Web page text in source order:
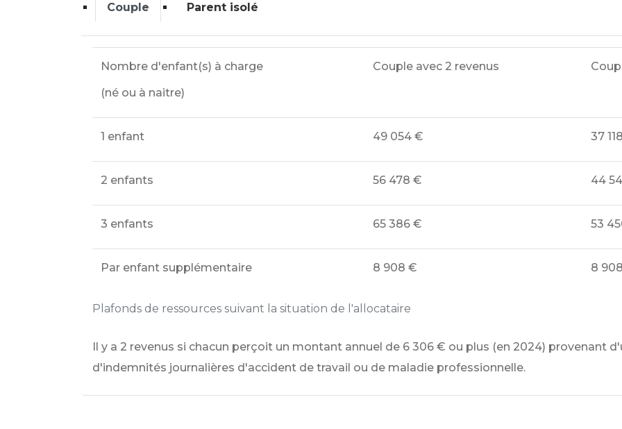
Couple Parent isolé
Plafonds de ressources suivant la situation de l'allocataire
Nombre d'enfant(s) à charge
(né ou à naitre)
Couple avec 2 revenus
1 enfant 49 054 € 37
2 enfants 56 478 € 44
3 enfants 65 386 € 53
Par enfant supplémentaire 8 908 € 8
Il y a 2 revenus si chacun perçoit un montant annuel de 6 306 € ou plus (en 2024) provenant
d'indemnités journalières d'accident de travail ou de maladie professionnelle.